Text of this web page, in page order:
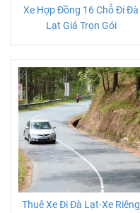
Xe Hợp Đồng 16 Chỗ Đi Đà
Lạt Giá Trọn Gói
Thuê Xe Đi Đà Lạt-Xe Riêng